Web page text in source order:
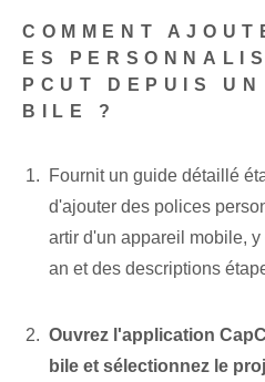
COMMENT
ES
PCUT DEPUIS
BILE ?
Fournit un guide détaillé
d'ajouter des polices
artir d'un appareil mobile,
an et des descriptions
Ouvrez l'application
bile et sélectionnez le